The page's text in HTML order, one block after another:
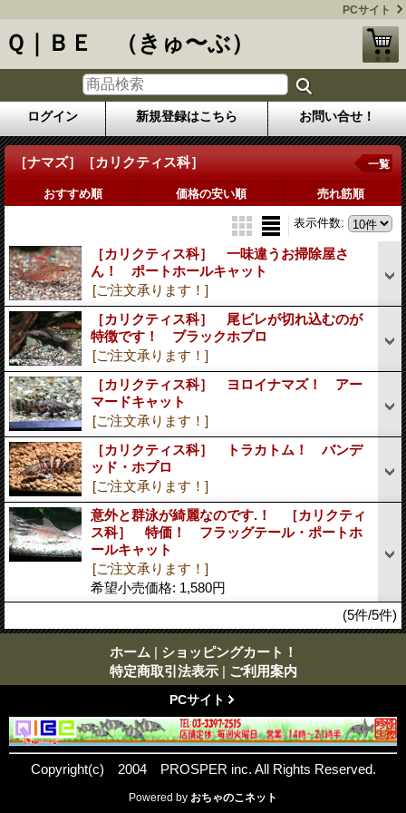
PCサイト
Ｑ｜ＢＥ （きゅ〜ぶ）
ログイン 新規登録はこちら お問い合せ！
［ナマズ］［カリクティス科］ 一覧
おすすめ順 価格の安い順 売れ筋順
表示件数:
［カリクティス科］ 一味違うお掃除屋さ
ん！ ポートホールキャット
[ご注文承ります！]
［カリクティス科］ 尾ビレが切れ込むのが
特徴です！ ブラックホプロ
[ご注文承ります！]
［カリクティス科］ ヨロイナマズ！ アー
マードキャット
[ご注文承ります！]
［カリクティス科］ トラカトム！ バンデ
ッド・ホプロ
[ご注文承ります！]
意外と群泳が綺麗なのです.！ ［カリクティ
ス科］ 特価！ フラッグテール・ポートホ
ールキャット
[ご注文承ります！]
希望小売価格: 1,580円
(5件/5件)
ホーム | ショッピングカート！
特定商取引法表示 | ご利用案内
PCサイト
Copyright(c) 2004 PROSPER inc. All Rights Reserved.
Powered by おちゃのこネット